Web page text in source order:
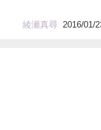
綾瀬真尋
2016/01/